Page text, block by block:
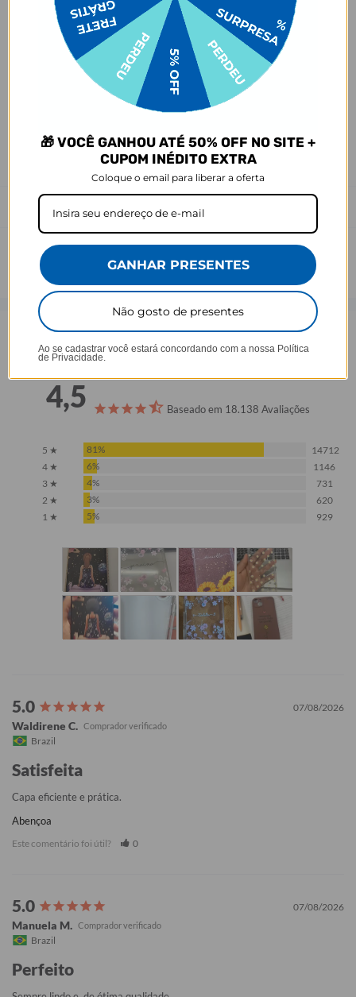
- Demais defeitos de fábrica: 3 meses.
Ei, atenção aí!
Antes de garantir seu acessório, dá uma conferida no modelo do
seu celular! Os modelos 5G geralmente têm telas maiores que as
outras versões, então certifique-se de que o seu escolhido vai
encaixar direitinho. Fique de olho e escolha certinho para tudo
*Imagens meramente ilustrativas, o produto final pode sofrer uma
leve variação de cor/tonalidade.
Prazo de Postagem
Opinião dos consumidores
4,5 Baseado em 18.138 Avaliações
5 ★ 81%
14712
4 ★
6%
1146
3 ★
4%
731
2 ★
3%
620
1 ★
5% 929
07/08/2026
Waldirene C.
Brazil
Satisfeita
Capa eficiente e prática.
Abençoa
Este comentário foi útil? 0
07/08/2026
Manuela M.
Brazil
Perfeito
🎁 VOCÊ GANHOU ATÉ 50% OFF NO SITE +
CUPOM INÉDITO EXTRA
Coloque o email para liberar a oferta
GANHAR PRESENTES
Não gosto de presentes
Ao se cadastrar você estará concordando com a nossa Política
de Privacidade.